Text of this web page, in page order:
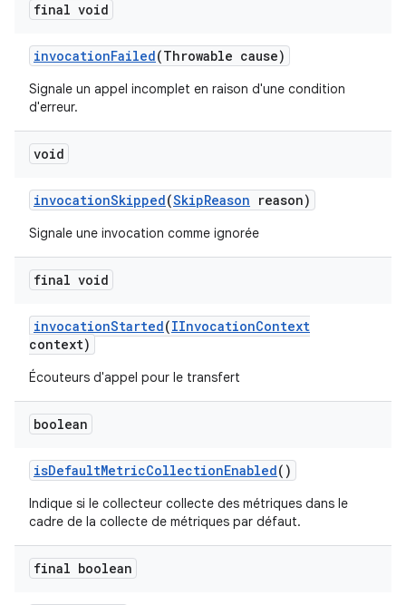
final void
invocationFailed(Throwable cause)
Signale un appel incomplet en raison d'une condition
d'erreur.
void
invocationSkipped(SkipReason reason)
Signale une invocation comme ignorée
final void
invocationStarted(IInvocationContext
context)
Écouteurs d'appel pour le transfert
boolean
isDefaultMetricCollectionEnabled()
Indique si le collecteur collecte des métriques dans le
cadre de la collecte de métriques par défaut.
final boolean